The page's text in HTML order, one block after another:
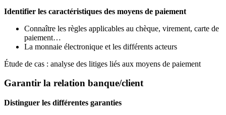
Identifier les caractéristiques des moyens de paiement
Connaître les règles applicables au chèque, virement, carte de
paiement…
La monnaie électronique et les différents acteurs
Étude de cas : analyse des litiges liés aux moyens de paiement
Garantir la relation banque/client
Distinguer les différentes garanties